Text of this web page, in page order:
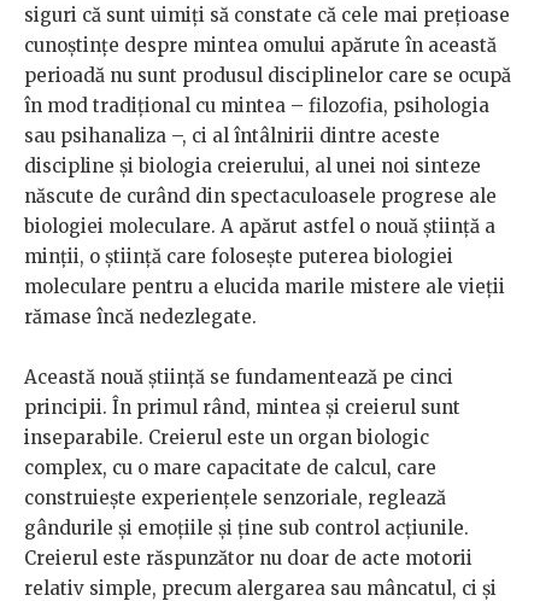
siguri că sunt uimiți să constate că cele mai prețioase
cunoștințe despre mintea omului apărute în această
perioadă nu sunt produsul disciplinelor care se ocupă
în mod tradițional cu mintea – filozofia, psihologia
sau psihanaliza –, ci al întâlnirii dintre aceste
discipline și biologia creierului, al unei noi sinteze
născute de curând din spectaculoasele progrese ale
biologiei moleculare. A apărut astfel o nouă știință a
minții, o știință care folosește puterea biologiei
moleculare pentru a elucida marile mistere ale vieții
rămase încă nedezlegate.
Această nouă știință se fundamentează pe cinci
principii. În primul rând, mintea și creierul sunt
inseparabile. Creierul este un organ biologic
complex, cu o mare capacitate de calcul, care
construiește experiențele senzoriale, reglează
gândurile și emoțiile și ține sub control acțiunile.
Creierul este răspunzător nu doar de acte motorii
relativ simple, precum alergarea sau mâncatul, ci și